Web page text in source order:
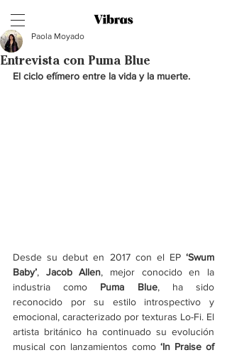
Entrevista con Puma Blue
Paola Moyado
El ciclo efímero entre la vida y la muerte.
Desde su debut en 2017 con el EP ‘Swum
Baby’, Jacob Allen, mejor conocido en la
industria como Puma Blue, ha sido
reconocido por su estilo introspectivo y
emocional, caracterizado por texturas Lo-Fi. El
artista británico ha continuado su evolución
musical con lanzamientos como ‘In Praise of